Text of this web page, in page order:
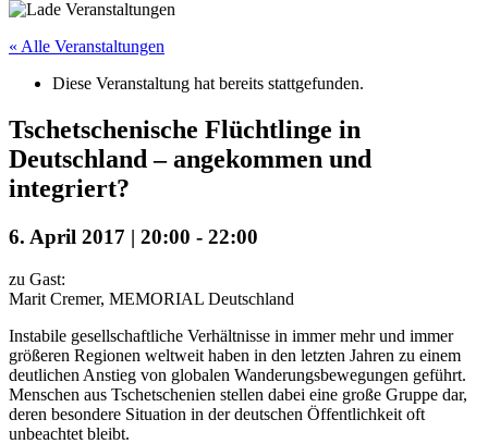
« Alle Veranstaltungen
Diese Veranstaltung hat bereits stattgefunden.
Tschetschenische Flüchtlinge in
Deutschland – angekommen und
integriert?
6. April 2017 | 20:00 - 22:00
zu Gast:
Marit Cremer, MEMORIAL Deutschland
Instabile gesellschaftliche Verhältnisse in immer mehr und immer
größeren Regionen weltweit haben in den letzten Jahren zu einem
deutlichen Anstieg von globalen Wanderungsbewegungen geführt.
Menschen aus Tschetschenien stellen dabei eine große Gruppe dar,
deren besondere Situation in der deutschen Öffentlichkeit oft
unbeachtet bleibt.